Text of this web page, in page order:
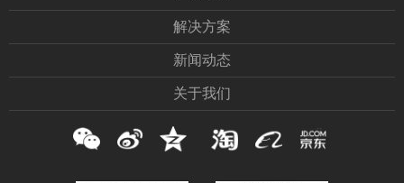
解决方案
新闻动态
关于我们